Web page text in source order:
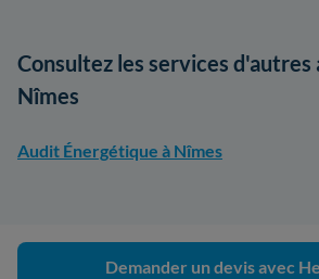
Consultez les services d'autres
Nîmes
Audit Énergétique à Nîmes
Demander un devis avec